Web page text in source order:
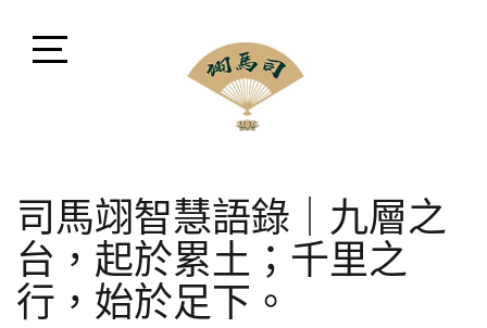
名、擇日、占卜等領域，擅長將晦澀難懂之中華古文化
以現代方式講解。
司馬翊智慧語錄｜九層之
台，起於累土；千里之
行，始於足下。